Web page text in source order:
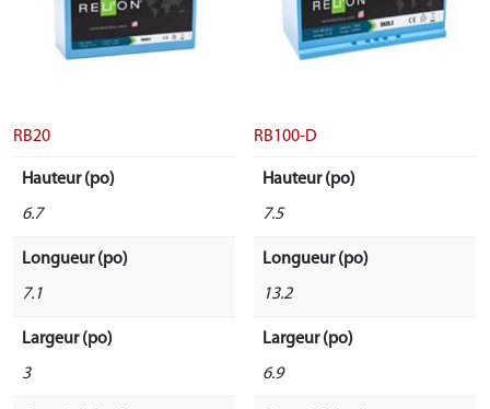
RB20
Hauteur (po)
6.7
Longueur (po)
7.1
Largeur (po)
3
RB100-D
Hauteur (po)
7.5
Longueur (po)
13.2
Largeur (po)
6.9